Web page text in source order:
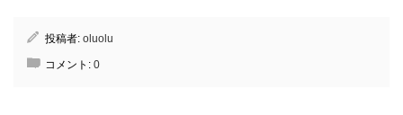
投稿者: oluolu
コメント: 0